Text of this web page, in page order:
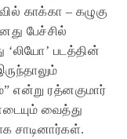
காக்கா – கழுகு
பேச்சில்
‘லியோ’ படத்தின்
என்று ரத்னகுமார்
வைத்து
சாடினார்கள்.